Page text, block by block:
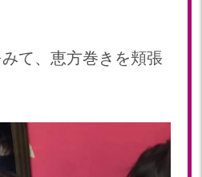
て、恵方巻きを頬張